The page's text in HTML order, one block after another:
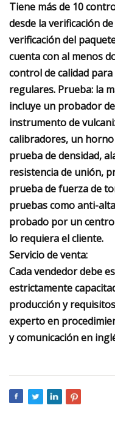
Tiene más de 10
desde la verificación
verificación del
cuenta con al menos
control de calidad
regulares. Prueba: la
incluye un probador
instrumento de
calibradores, un
prueba de densidad,
resistencia de unión,
prueba de fuerza de
pruebas como anti-
probado por un
lo requiera el cliente.
Servicio de venta:
Cada vendedor debe
estrictamente
producción y
experto en
y comunicación en